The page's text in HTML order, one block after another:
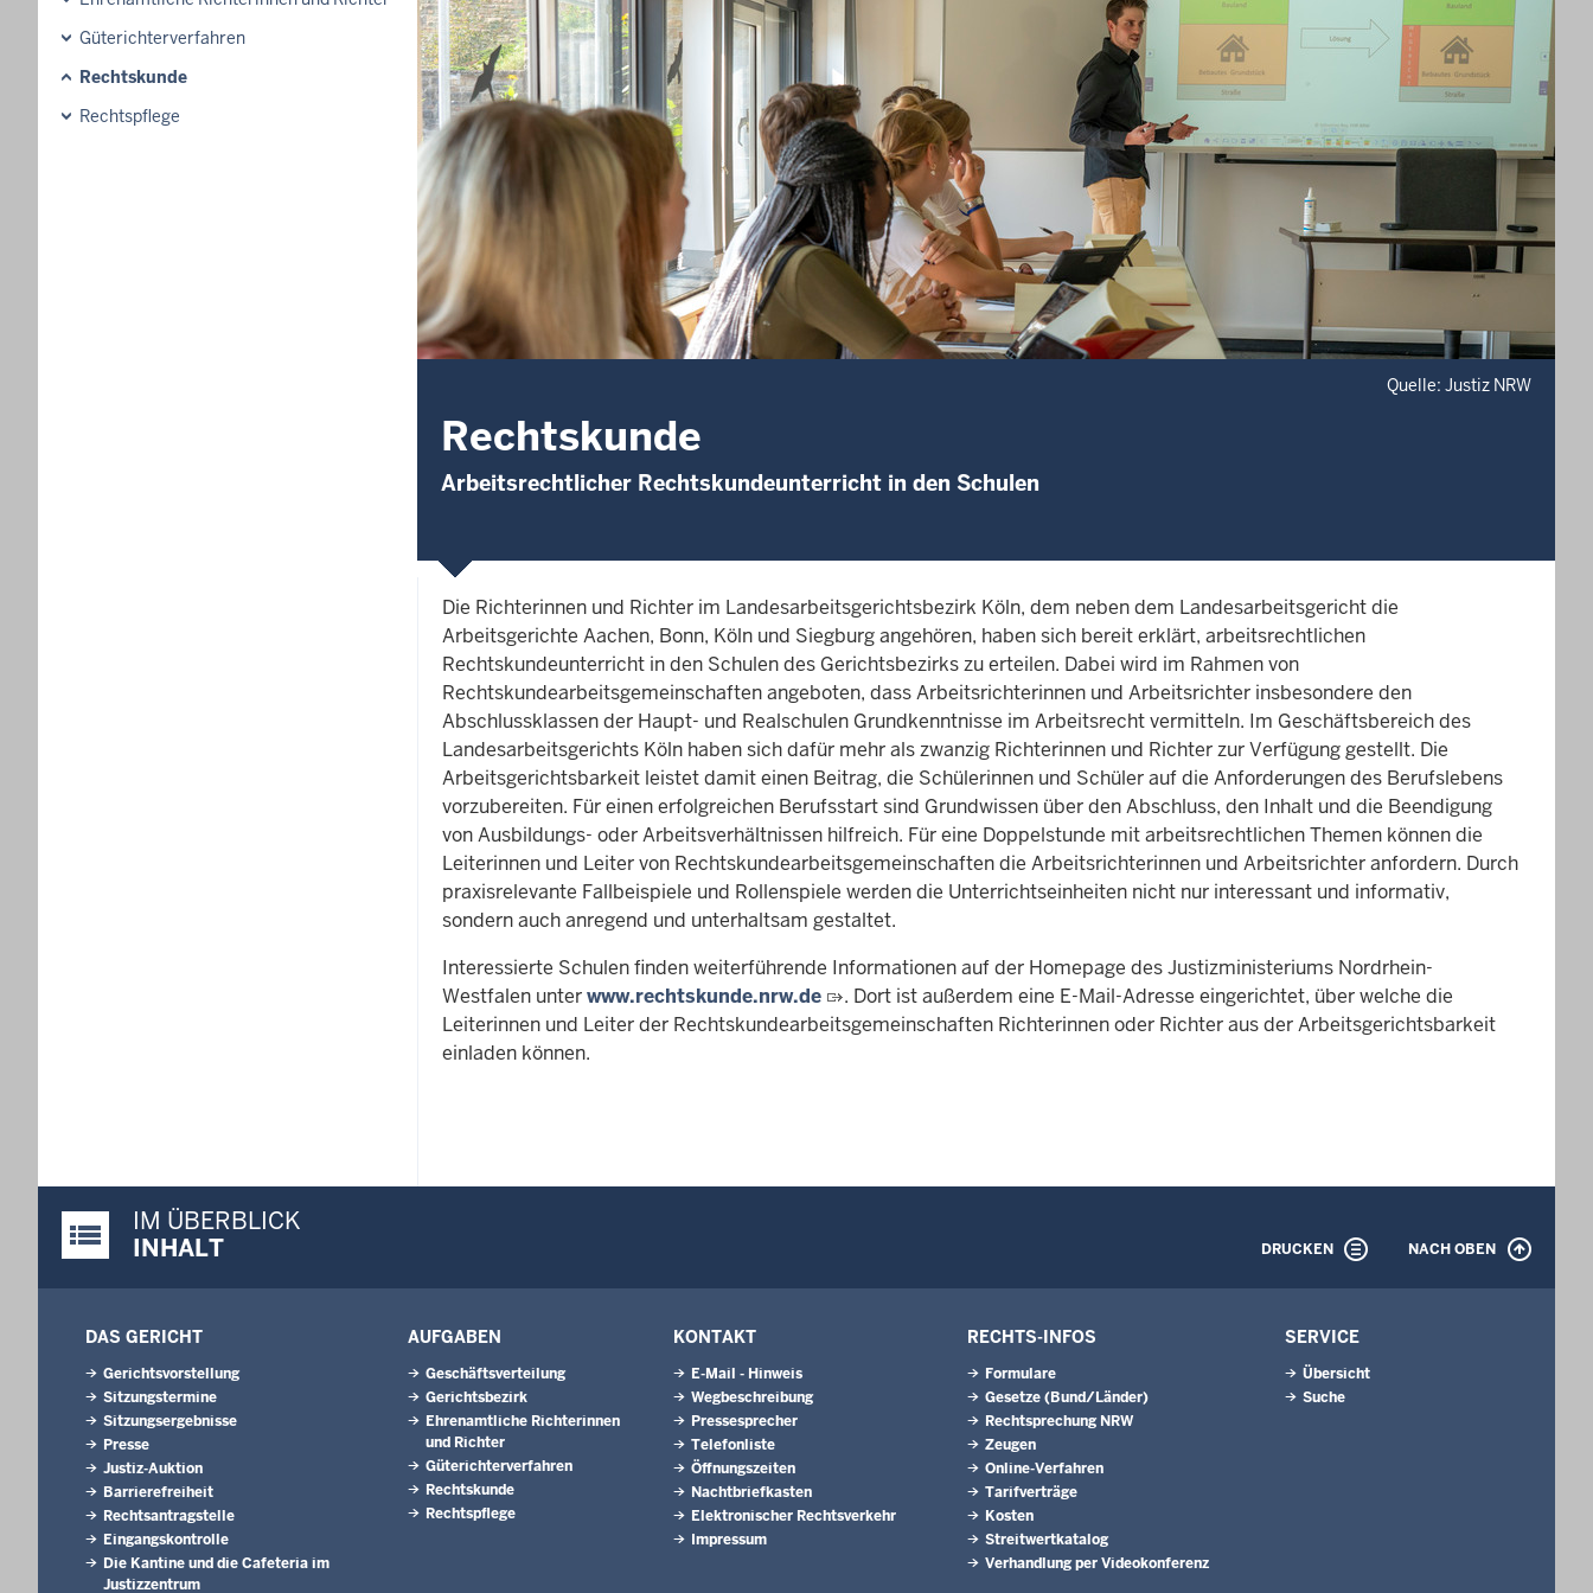
Güterichterverfahren
Rechtskunde
Rechtspflege
Quelle: Justiz NRW
Rechtskunde
Arbeitsrechtlicher Rechtskundeunterricht in den Schulen
Die Richterinnen und Richter im Landesarbeitsgerichtsbezirk Köln, dem neben dem Landesarbeitsgericht die
Arbeitsgerichte Aachen, Bonn, Köln und Siegburg angehören, haben sich bereit erklärt, arbeitsrechtlichen
Rechtskundeunterricht in den Schulen des Gerichtsbezirks zu erteilen. Dabei wird im Rahmen von
Rechtskundearbeitsgemeinschaften angeboten, dass Arbeitsrichterinnen und Arbeitsrichter insbesondere den
Abschlussklassen der Haupt- und Realschulen Grundkenntnisse im Arbeitsrecht vermitteln. Im Geschäftsbereich des
Landesarbeitsgerichts Köln haben sich dafür mehr als zwanzig Richterinnen und Richter zur Verfügung gestellt. Die
Arbeitsgerichtsbarkeit leistet damit einen Beitrag, die Schülerinnen und Schüler auf die Anforderungen des Berufslebens
vorzubereiten. Für einen erfolgreichen Berufsstart sind Grundwissen über den Abschluss, den Inhalt und die Beendigung
von Ausbildungs- oder Arbeitsverhältnissen hilfreich. Für eine Doppelstunde mit arbeitsrechtlichen Themen können die
Leiterinnen und Leiter von Rechtskundearbeitsgemeinschaften die Arbeitsrichterinnen und Arbeitsrichter anfordern. Durch
praxisrelevante Fallbeispiele und Rollenspiele werden die Unterrichtseinheiten nicht nur interessant und informativ,
sondern auch anregend und unterhaltsam gestaltet.
Interessierte Schulen finden weiterführende Informationen auf der Homepage des Justizministeriums Nordrhein-
Westfalen unterwww.rechtskunde.nrw.de
. Dort ist außerdem eine E-Mail-Adresse eingerichtet, über welche die
Leiterinnen und Leiter der Rechtskundearbeitsgemeinschaften Richterinnen oder Richter aus der Arbeitsgerichtsbarkeit
einladen können.
Justiz-Portal im Überblick:
IM ÜBERBLICK
INHALT
DRUCKEN NACH OBEN
DAS GERICHT
Gerichtsvorstellung
Sitzungstermine
Sitzungsergebnisse
Presse
Justiz-Auktion
Barrierefreiheit
Rechtsantragstelle
Eingangskontrolle
Die Kantine und die Cafeteria im
Justizzentrum
AUFGABEN
Geschäftsverteilung
Gerichtsbezirk
Ehrenamtliche Richterinnen
und Richter
Güterichterverfahren
Rechtskunde
Rechtspflege
KONTAKT
E-Mail - Hinweis
Wegbeschreibung
Pressesprecher
Telefonliste
Öffnungszeiten
Nachtbriefkasten
Elektronischer Rechtsverkehr
Impressum
RECHTS-INFOS
Formulare
Gesetze (Bund/Länder)
Rechtsprechung NRW
Zeugen
Online-Verfahren
Tarifverträge
Kosten
Streitwertkatalog
Verhandlung per Videokonferenz
SERVICE
Übersicht
Suche